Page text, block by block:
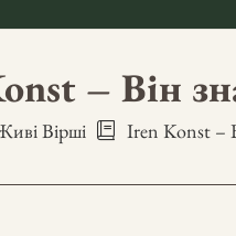
– Він
Вірші Iren Konst –